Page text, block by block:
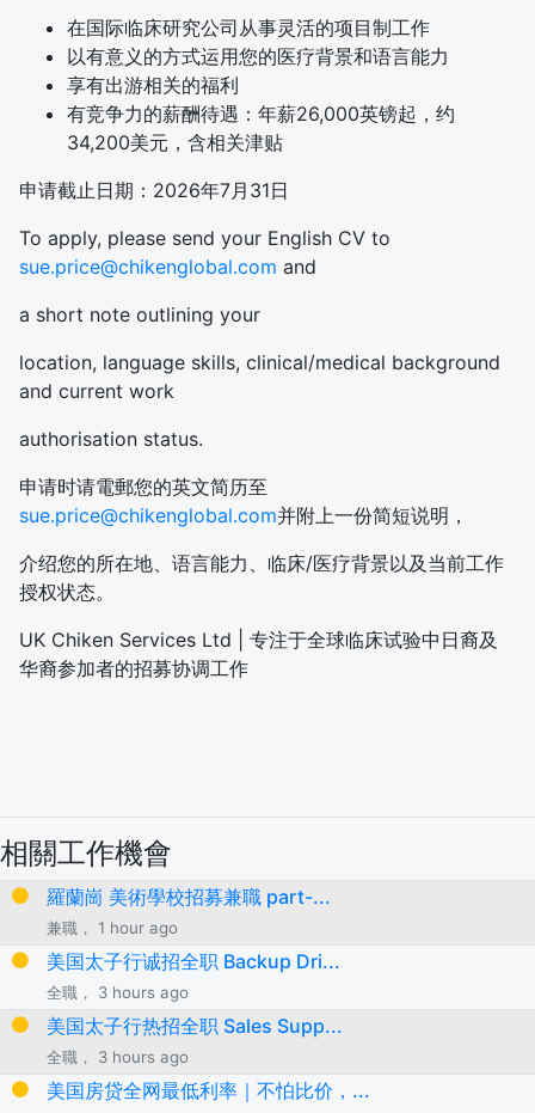
在国际临床研究公司从事灵活的项目制工作
以有意义的方式运用您的医疗背景和语言能力
享有出游相关的福利
有竞争力的薪酬待遇：年薪26,000英镑起，约
34,200美元，含相关津贴
申请截止日期：2026年7月31日
To apply, please send your English CV to
sue.price@chikenglobal.com and
a short note outlining your
location, language skills, clinical/medical background
and current work
authorisation status.
申请时请電郵您的英文简历至
sue.price@chikenglobal.com并附上一份简短说明，
介绍您的所在地、语言能力、临床/医疗背景以及当前工作
授权状态。
UK Chiken Services Ltd | 专注于全球临床试验中日裔及
华裔参加者的招募协调工作
相關工作機會
羅蘭崗 美術學校招募兼職 part-...
兼職， 1 hour ago
美国太子行诚招全职 Backup Dri...
全職， 3 hours ago
美国太子行热招全职 Sales Supp...
全職， 3 hours ago
美国房贷全网最低利率｜不怕比价，...